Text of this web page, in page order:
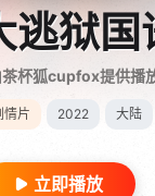
逃狱国
茶杯狐cupfox提供播
情片 2022 大陆
立即播放